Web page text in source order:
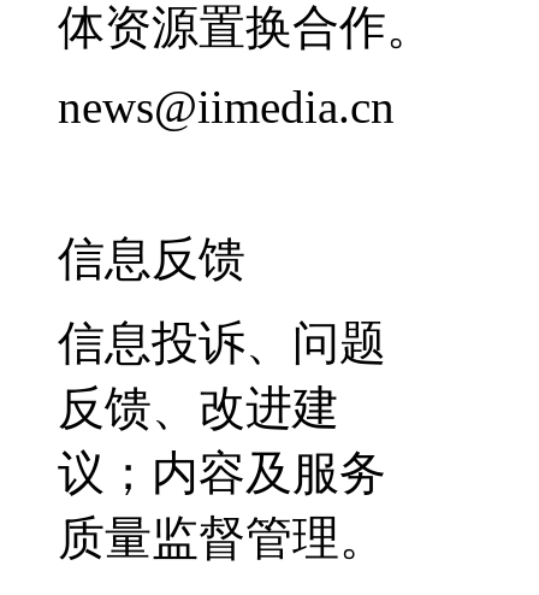
体资源置换合作。
news@iimedia.cn
信息反馈
信息投诉、问题
反馈、改进建
议；内容及服务
质量监督管理。